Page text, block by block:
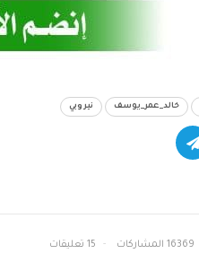
خالد_عمر_يوسف نيروبي
16369 المشاركات 15 تعليقات